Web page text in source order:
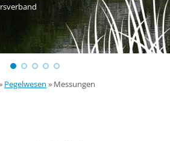
Pegelwesen » Messungen